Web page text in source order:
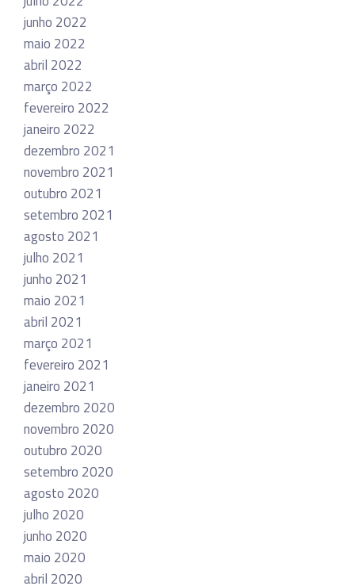
junho 2022
maio 2022
abril 2022
março 2022
fevereiro 2022
janeiro 2022
dezembro 2021
novembro 2021
outubro 2021
setembro 2021
agosto 2021
julho 2021
junho 2021
maio 2021
abril 2021
março 2021
fevereiro 2021
janeiro 2021
dezembro 2020
novembro 2020
outubro 2020
setembro 2020
agosto 2020
julho 2020
junho 2020
maio 2020
abril 2020